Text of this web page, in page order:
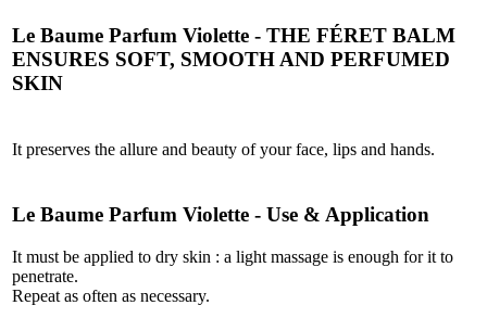
Le Baume Parfum Violette - THE FÉRET BALM
ENSURES SOFT, SMOOTH AND PERFUMED
SKIN
It preserves the allure and beauty of your face, lips and hands.
Le Baume Parfum Violette - Use & Application
It must be applied to dry skin : a light massage is enough for it to
penetrate.
Repeat as often as necessary.